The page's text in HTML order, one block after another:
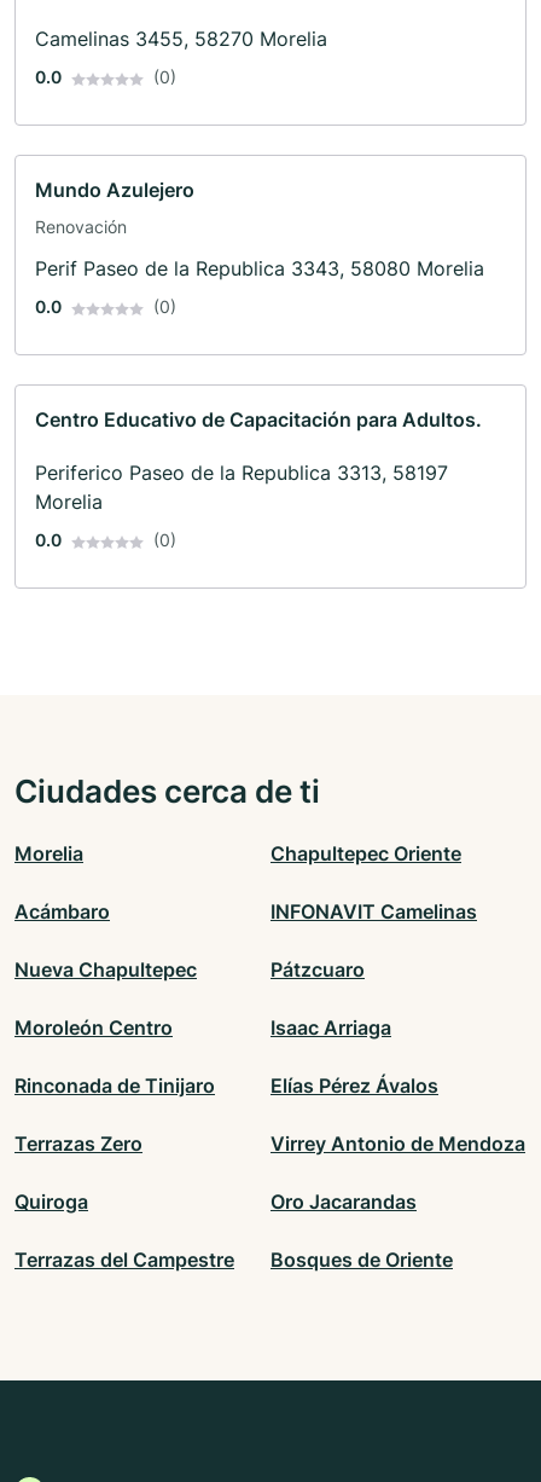
Camelinas 3455, 58270 Morelia
0.0 (0)
Mundo Azulejero
Renovación
Perif Paseo de la Republica 3343, 58080 Morelia
0.0 (0)
Centro Educativo de Capacitación para Adultos.
Periferico Paseo de la Republica 3313, 58197
Morelia
0.0 (0)
Ciudades cerca de ti
Morelia Chapultepec Oriente
Acámbaro INFONAVIT Camelinas
Nueva Chapultepec Pátzcuaro
Moroleón Centro Isaac Arriaga
Rinconada de Tinijaro Elías Pérez Ávalos
Terrazas Zero Virrey Antonio de Mendoza
Quiroga Oro Jacarandas
Terrazas del Campestre Bosques de Oriente